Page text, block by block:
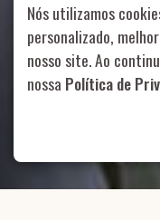
Rua Aurélia, 1714 –
99178-5848
Nós utilizamos
personalizado,
nosso site. Ao
nossa Política de